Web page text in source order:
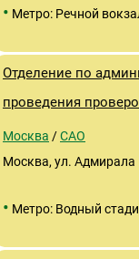
• Метро: Речной
Отделение по
проведения
Москва /САО
Москва, ул. Адмирала
• Метро: Водный